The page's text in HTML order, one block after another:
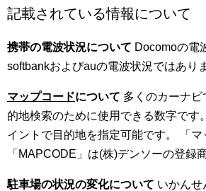
記載されている情報について
携帯の電波状況について Docomoの電
softbankおよびauの電波状況ではあり
マップコードについて 多くのカーナビ
的地検索のために使用できる数字です
イントで目的地を指定可能です。 「
「MAPCODE」は(株)デンソーの登録
駐車場の状況の変化について いかんせ